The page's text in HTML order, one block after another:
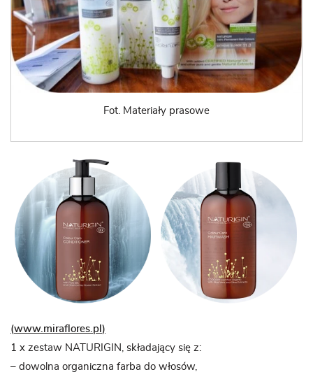
Fot. Materiały prasowe
(www.miraflores.pl )
1 x zestaw NATURIGIN, składający się z:
– dowolna organiczna farba do włosów,